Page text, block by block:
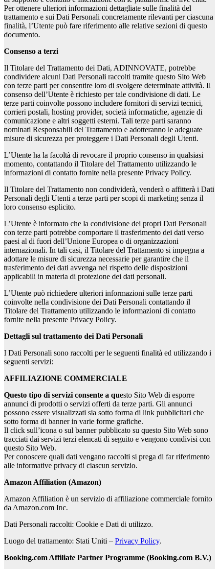
Per ottenere ulteriori informazioni dettagliate sulle finalità del
trattamento e sui Dati Personali concretamente rilevanti per ciascuna
finalità, l’Utente può fare riferimento alle relative sezioni di questo
documento.
Consenso a terzi
Il Titolare del Trattamento dei Dati, ADINNOVATE, potrebbe
condividere alcuni Dati Personali raccolti tramite questo Sito Web
con terze parti per consentire loro di svolgere determinate attività. Il
consenso dell’Utente è richiesto per tale condivisione di dati. Le
terze parti coinvolte possono includere fornitori di servizi tecnici,
corrieri postali, hosting provider, società informatiche, agenzie di
comunicazione e altri soggetti esterni. Tali terze parti saranno
nominati Responsabili del Trattamento e adotteranno le adeguate
misure di sicurezza per proteggere i Dati Personali degli Utenti.
L’Utente ha la facoltà di revocare il proprio consenso in qualsiasi
momento, contattando il Titolare del Trattamento utilizzando le
informazioni di contatto fornite nella presente Privacy Policy.
Il Titolare del Trattamento non condividerà, venderà o affitterà i Dati
Personali degli Utenti a terze parti per scopi di marketing senza il
loro consenso esplicito.
L’Utente è informato che la condivisione dei propri Dati Personali
con terze parti potrebbe comportare il trasferimento dei dati verso
paesi al di fuori dell’Unione Europea o di organizzazioni
internazionali. In tali casi, il Titolare del Trattamento si impegna a
adottare le misure di sicurezza necessarie per garantire che il
trasferimento dei dati avvenga nel rispetto delle disposizioni
applicabili in materia di protezione dei dati personali.
L’Utente può richiedere ulteriori informazioni sulle terze parti
coinvolte nella condivisione dei Dati Personali contattando il
Titolare del Trattamento utilizzando le informazioni di contatto
fornite nella presente Privacy Policy.
Dettagli sul trattamento dei Dati Personali
I Dati Personali sono raccolti per le seguenti finalità ed utilizzando i
seguenti servizi:
AFFILIAZIONE COMMERCIALE
Questo tipo di servizi consente a questo Sito Web di esporre
annunci di prodotti o servizi offerti da terze parti. Gli annunci
possono essere visualizzati sia sotto forma di link pubblicitari che
sotto forma di banner in varie forme grafiche.
Il click sull’icona o sul banner pubblicato su questo Sito Web sono
tracciati dai servizi terzi elencati di seguito e vengono condivisi con
questo Sito Web.
Per conoscere quali dati vengano raccolti si prega di far riferimento
alle informative privacy di ciascun servizio.
Amazon Affiliation (Amazon)
Amazon Affiliation è un servizio di affiliazione commerciale fornito
da Amazon.com Inc.
Dati Personali raccolti: Cookie e Dati di utilizzo.
Luogo del trattamento: Stati Uniti – Privacy Policy.
Booking.com Affiliate Partner Programme (Booking.com B.V.)